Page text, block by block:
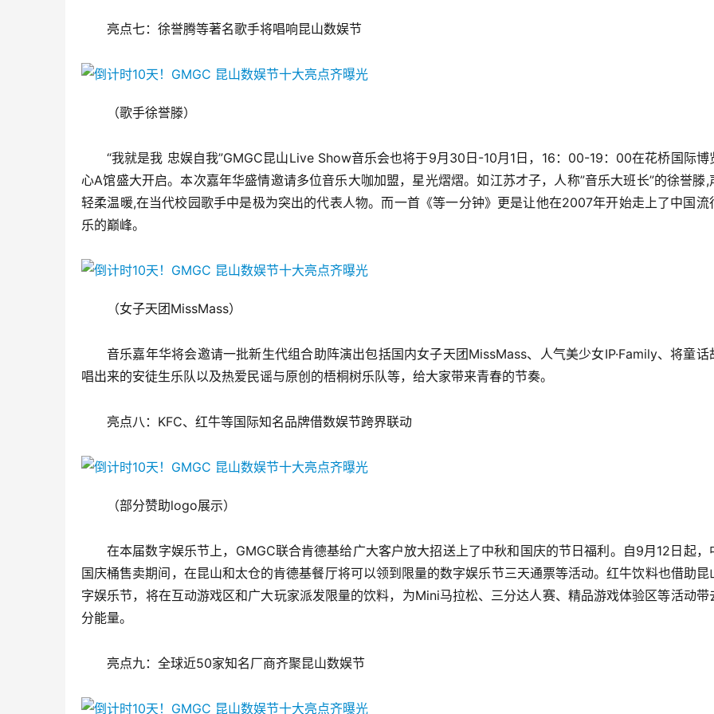
亮点七：徐誉腾等著名歌手将唱响昆山数娱节
（歌手徐誉滕）
“我就是我 忠娱自我”GMGC昆山Live Show音乐会也将于9月30日-10月1日，16：00-19：00在花桥国际博
心A馆盛大开启。本次嘉年华盛情邀请多位音乐大咖加盟，星光熠熠。如江苏才子，人称”音乐大班长”的徐誉滕,
轻柔温暖,在当代校园歌手中是极为突出的代表人物。而一首《等一分钟》更是让他在2007年开始走上了中国流
乐的巅峰。
（女子天团MissMass）
音乐嘉年华将会邀请一批新生代组合助阵演出包括国内女子天团MissMass、人气美少女IP·Family、将童话
唱出来的安徒生乐队以及热爱民谣与原创的梧桐树乐队等，给大家带来青春的节奏。
亮点八：KFC、红牛等国际知名品牌借数娱节跨界联动
（部分赞助logo展示）
在本届数字娱乐节上，GMGC联合肯德基给广大客户放大招送上了中秋和国庆的节日福利。自9月12日起，
国庆桶售卖期间，在昆山和太仓的肯德基餐厅将可以领到限量的数字娱乐节三天通票等活动。红牛饮料也借助昆
字娱乐节，将在互动游戏区和广大玩家派发限量的饮料，为Mini马拉松、三分达人赛、精品游戏体验区等活动带
分能量。
亮点九：全球近50家知名厂商齐聚昆山数娱节